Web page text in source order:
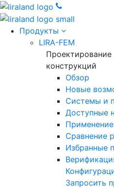
Продукты
LIRA-FEM
Проектирование
конструкций
Обзор
Новые
Cистемы и
Доступные
Сравнение
Избранные
Запросить